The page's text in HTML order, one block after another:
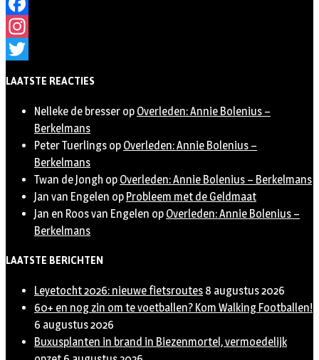
Facebook
Instagram
LAATSTE REACTIES
Nelleke de bresser op Overleden: Annie Bolenius –
Berkelmans
Peter Tuerlings op Overleden: Annie Bolenius –
Berkelmans
Twan de Jongh op Overleden: Annie Bolenius – Berkelmans
Jan van Engelen op Probleem met de Geldmaat
Jan en Roos van Engelen op Overleden: Annie Bolenius –
Berkelmans
LAATSTE BERICHTEN
Leyetocht 2026: nieuwe fietsroutes 8 augustus 2026
60+ en nog zin om te voetballen? Kom Walking Footballen!
6 augustus 2026
Buxusplanten in brand in Biezenmortel, vermoedelijk